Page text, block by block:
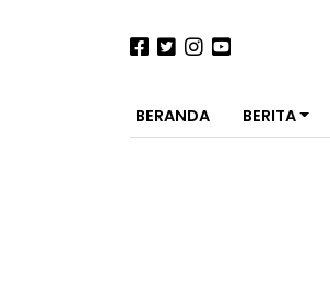
BERANDA BERITA